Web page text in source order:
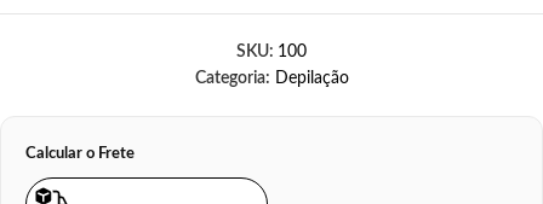
SKU: 100
Categoria: Depilação
Calcular o Frete